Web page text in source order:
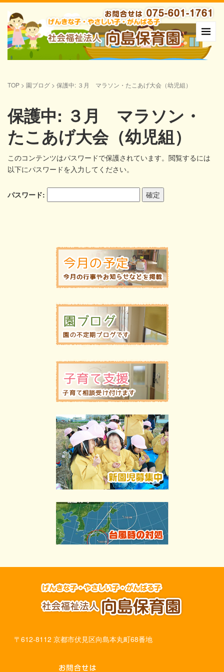
TOP > 園ブログ > 保護中: ３月 マラソン・たこあげ大会（幼児組）
保護中: ３月 マラソン・
たこあげ大会（幼児組）
このコンテンツはパスワードで保護されています。閲覧するには
以下にパスワードを入力してください。
パスワード:
〒612-8112 京都市伏見区向島本丸町68番地